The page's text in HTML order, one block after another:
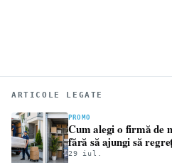
ARTICOLE LEGATE
PROMO
Cum alegi o firmă de
fără să ajungi să
avansul
29 iul.